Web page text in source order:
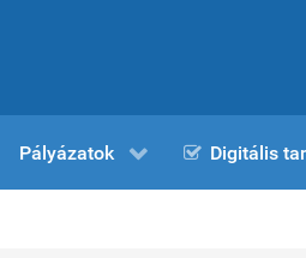
Pályázatok Digitális